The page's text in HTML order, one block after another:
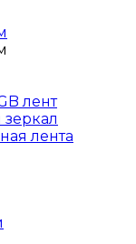
лент
лента